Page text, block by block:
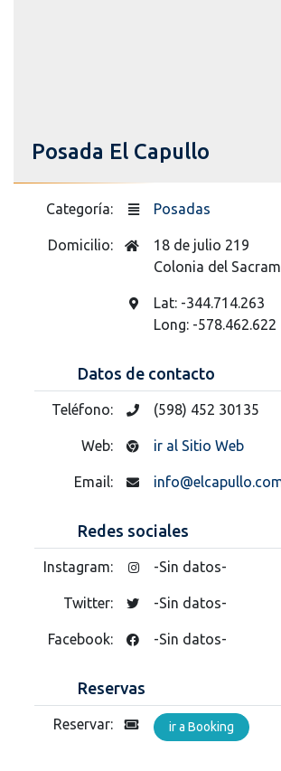
Posada El Capullo
Categoría: Posadas
Domicilio:
18 de julio 219
Colonia del
Lat: -344.714.263
Long: -578.462.622
Datos de contacto
Teléfono: (598) 452 30135
Web: ir al Sitio Web
Email:
Redes sociales
Instagram: -Sin datos-
Twitter: -Sin datos-
Facebook: -Sin datos-
Reservas
Reservar: ir a Booking